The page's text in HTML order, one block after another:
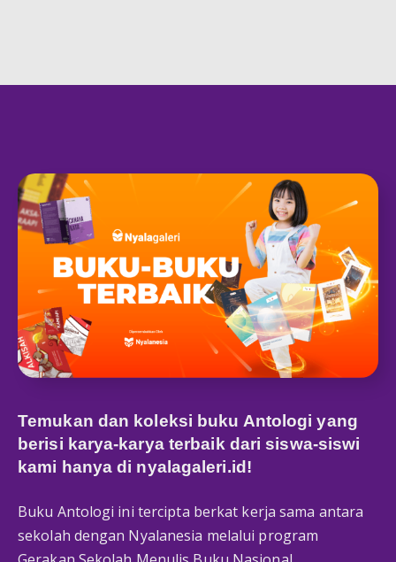
Temukan dan koleksi buku Antologi yang
berisi karya-karya terbaik dari siswa-siswi
kami hanya di nyalagaleri.id!
Buku Antologi ini tercipta berkat kerja sama antara
sekolah dengan Nyalanesia melalui program